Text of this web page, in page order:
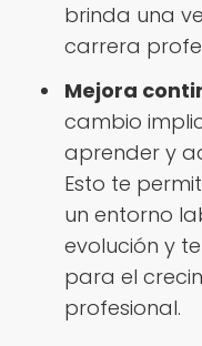
brinda una
carrera
Mejora
cambio
aprender y
Esto te
un entorno
evolución y
para el
profesional.